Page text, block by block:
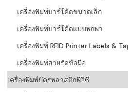
เครื่องพิมพ์บาร์โค้ดขนาดเล็ก
เครื่องพิมพ์บาร์โค้ดแบบพกพา
เครื่องพิมพ์ RFID Printer Labels &
เครื่องพิมพ์สายรัดข้อมือ
เครื่องพิมพ์บัตรพลาสติกพีวีซี